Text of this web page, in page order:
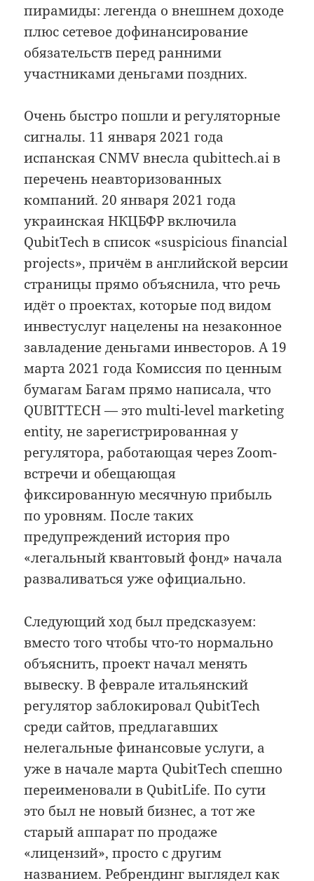
пирамиды: легенда о внешнем доходе
плюс сетевое дофинансирование
обязательств перед ранними
участниками деньгами поздних.
Очень быстро пошли и регуляторные
сигналы. 11 января 2021 года
испанская CNMV внесла qubittech.ai в
перечень неавторизованных
компаний. 20 января 2021 года
украинская НКЦБФР включила
QubitTech в список «suspicious financial
projects», причём в английской версии
страницы прямо объяснила, что речь
идёт о проектах, которые под видом
инвестуслуг нацелены на незаконное
завладение деньгами инвесторов. А 19
марта 2021 года Комиссия по ценным
бумагам Багам прямо написала, что
QUBITTECH — это multi-level marketing
entity, не зарегистрированная у
регулятора, работающая через Zoom-
встречи и обещающая
фиксированную месячную прибыль
по уровням. После таких
предупреждений история про
«легальный квантовый фонд» начала
разваливаться уже официально.
Следующий ход был предсказуем:
вместо того чтобы что-то нормально
объяснить, проект начал менять
вывеску. В феврале итальянский
регулятор заблокировал QubitTech
среди сайтов, предлагавших
нелегальные финансовые услуги, а
уже в начале марта QubitTech спешно
переименовали в QubitLife. По сути
это был не новый бизнес, а тот же
старый аппарат по продаже
«лицензий», просто с другим
названием. Ребрендинг выглядел как